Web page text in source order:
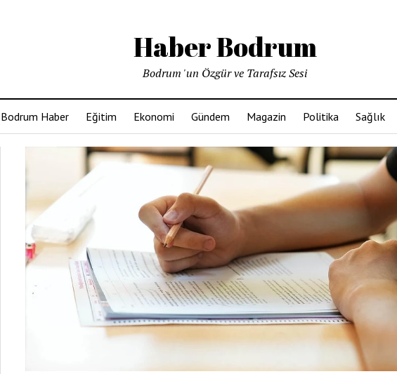
Haber Bodrum
Bodrum 'un Özgür ve Tarafsız Sesi
Bodrum Haber Eğitim Ekonomi Gündem Magazin Politika Sağlık